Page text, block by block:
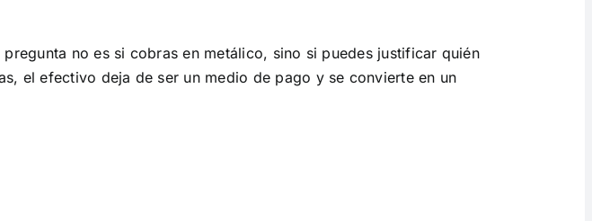
no es si cobras en metálico, sino si puedes justificar quién
el efectivo deja de ser un medio de pago y se convierte en un